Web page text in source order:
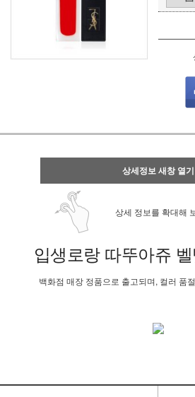
상세정보 새창 열기
상세 정보를 확대해
입생로랑 따뚜아쥬
백화점 매장 정품으로 출고되며, 컬러 품